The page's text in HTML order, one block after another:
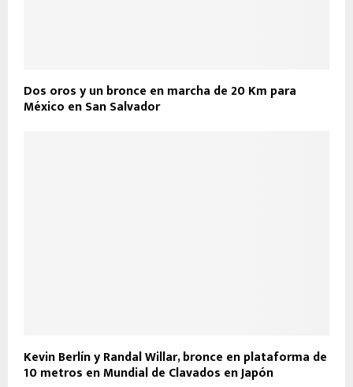
Dos oros y un bronce en marcha de 20 Km para
México en San Salvador
Kevin Berlín y Randal Willar, bronce en plataforma de
10 metros en Mundial de Clavados en Japón